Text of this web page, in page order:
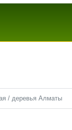
/ деревья Алматы